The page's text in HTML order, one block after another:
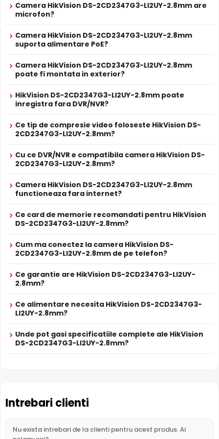
Infrarosu Inteligent (Smart IR)
functiaInfrarosu Inteligent(Smart IR), ce regleaza
automat intensitatea iluminatorului in infrarosu in functie
de distanta obiectului, eliminand riscul de suprasaturare
a imaginii la distante mici.
Microfon Incorporat
HikVision DS-2CD2347G3-LI2UY-2.8mm dispune de
timp real. Sunetul se sincronizeaza cu imaginea video,
zona monitorizata.
FunctiaTRUE WDR oferita de senzorul de imagine al
compenseaza atat imaginea din prim plan, cat si
imaginea de fundal, in zone cu contrast puternic de
Alarma
Nu
ColorVu, Smart Hybrid Light, AcuSense-Lite, True WDR
Light.
ALIMENTARE
Sursa de alimentare NU este inclusa
Alimentare
Da
NVR sau Switch POE
PROSPECT PRODUCATOR
tehnic
2.8mm au caracter informativ.
Camera HikVision DS-2CD2347G3-LI2UY-2.8mm are
microfon?
Camera HikVision DS-2CD2347G3-LI2UY-2.8mm
suporta alimentare PoE?
Camera HikVision DS-2CD2347G3-LI2UY-2.8mm
poate fi montata in exterior?
HikVision DS-2CD2347G3-LI2UY-2.8mm poate
inregistra fara DVR/NVR?
Ce tip de compresie video foloseste HikVision DS-
2CD2347G3-LI2UY-2.8mm?
Cu ce DVR/NVR e compatibila camera HikVision DS-
2CD2347G3-LI2UY-2.8mm?
Camera HikVision DS-2CD2347G3-LI2UY-2.8mm
functioneaza fara internet?
Ce card de memorie recomandati pentru HikVision
DS-2CD2347G3-LI2UY-2.8mm?
Cum ma conectez la camera HikVision DS-
2CD2347G3-LI2UY-2.8mm de pe telefon?
Ce garantie are HikVision DS-2CD2347G3-LI2UY-
2.8mm?
Ce alimentare necesita HikVision DS-2CD2347G3-
LI2UY-2.8mm?
Unde pot gasi specificatiile complete ale HikVision
DS-2CD2347G3-LI2UY-2.8mm?
Intrebari clienti
Nu exista intrebari de la clienti pentru acest produs. Ai